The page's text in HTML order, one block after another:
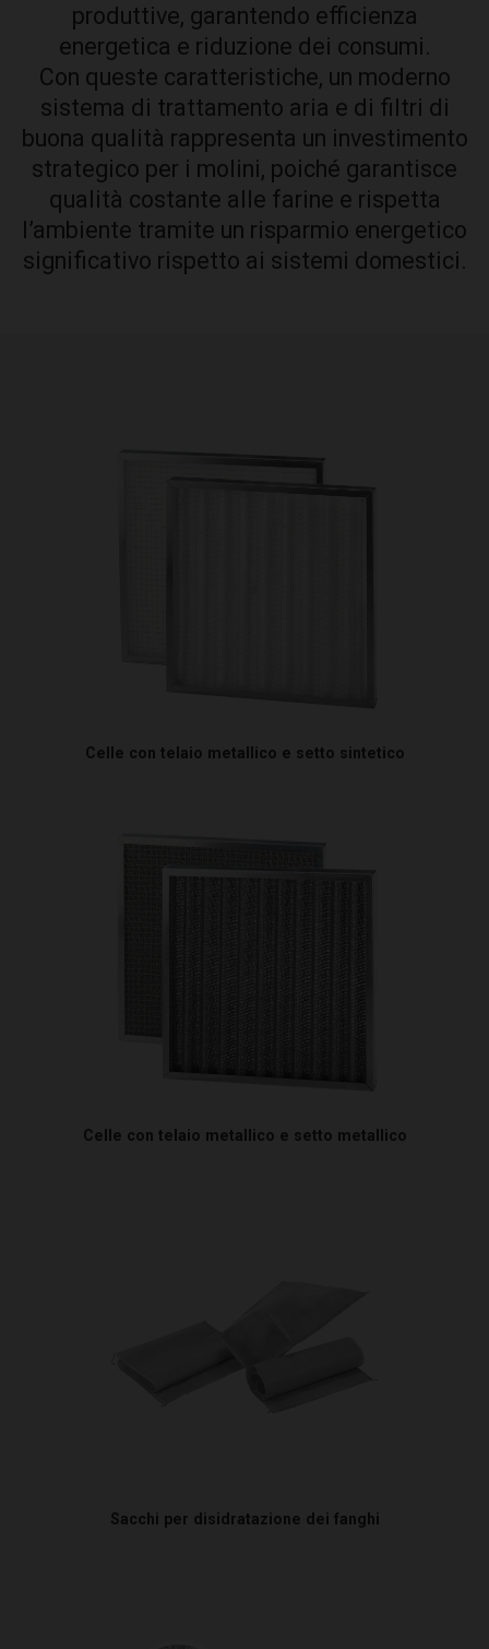
produttive, garantendo efficienza
energetica e riduzione dei consumi.
Con queste caratteristiche, un moderno
sistema di trattamento aria e di filtri di
buona qualità rappresenta un investimento
strategico per i molini, poiché garantisce
qualità costante alle farine e rispetta
l’ambiente tramite un risparmio energetico
significativo rispetto ai sistemi domestici.
Celle con telaio metallico e setto sintetico
Celle con telaio metallico e setto metallico
Sacchi per disidratazione dei fanghi